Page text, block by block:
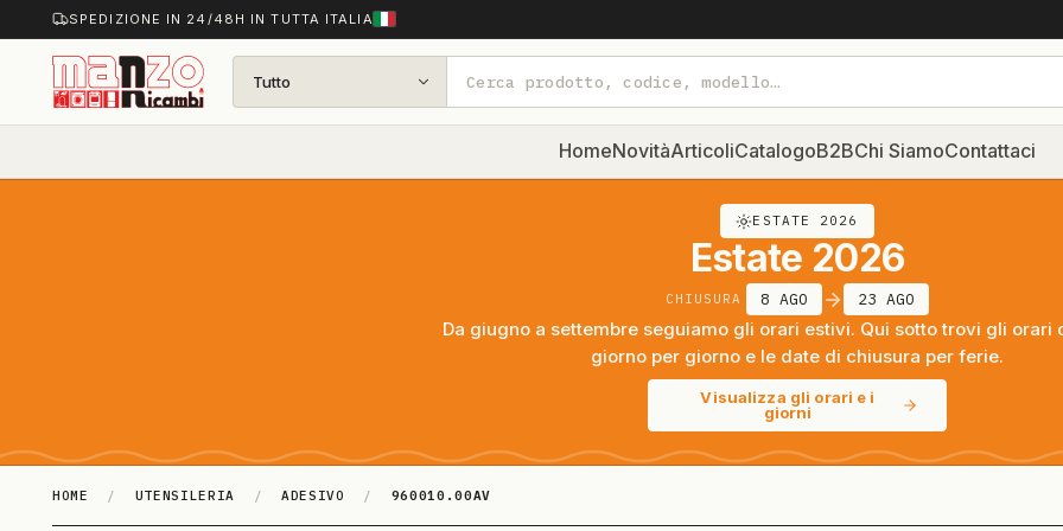
SPEDIZIONE IN 24/48H IN TUTTA ITALIA
Tutto
HomeNovitàArticoliCatalogoB2BChi SiamoContattaci
ESTATE 2026
Estate 2026
CHIUSURA 8 AGO 23 AGO
Da giugno a settembre seguiamo gli orari estivi. Qui sotto trovi gli orari
giorno per giorno e le date di chiusura per ferie.
Visualizza gli orari e i
giorni
HOME / UTENSILERIA / ADESIVO / 960010.00AV